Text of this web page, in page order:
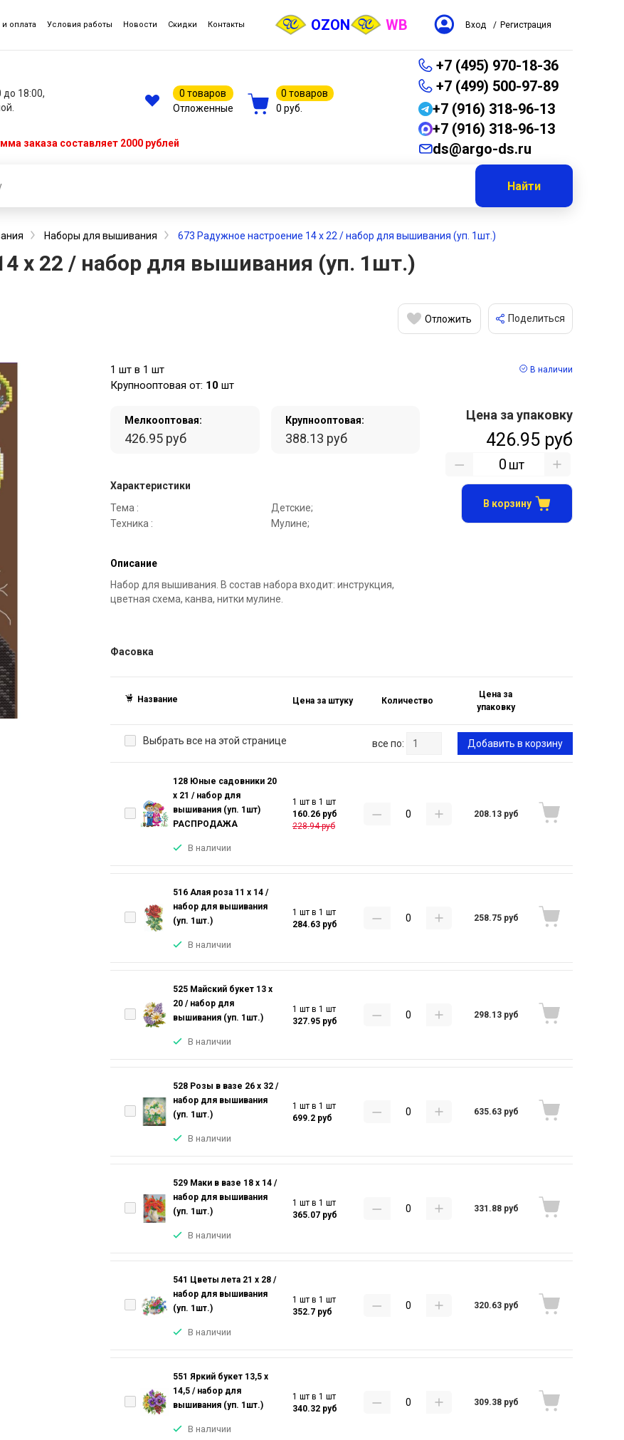
оплата Условия работы Новости Скидки Контакты OZON WB Вход / Регистрация
до 18:00,
0 товаров
Отложенные
0 товаров
0 руб.
+7 (495) 970-18-36
+7 (499) 500-97-89
+7 (916) 318-96-13
+7 (916) 318-96-13
ds@argo-ds.ru
заказа составляет 2000 рублей
Найти
Наборы для вышивания 673 Радужное настроение 14 х 22 / набор для вышивания (уп. 1шт.)
х 22 / набор для вышивания (уп. 1шт.)
Отложить Поделиться
1 шт в 1 шт
Крупнооптовая от: 10 шт
В наличии
Мелкооптовая:
426.95 руб
Крупнооптовая:
388.13 руб
Характеристики
Тема :
Детские;
Техника :
Мулине;
Описание
Набор для вышивания. В состав набора входит: инструкция,
цветная схема, канва, нитки мулине.
Цена за упаковку
426.95 руб
шт
В корзину
Фасовка
Название Цена за штуку Количество
Цена за
упаковку
Выбрать все на этой странице все по: Добавить в корзину
128 Юные садовники 20
х 21 / набор для
вышивания (уп. 1шт)
РАСПРОДАЖА
В наличии
1 шт в 1 шт
160.26 руб
228.94 руб
208.13 руб
516 Алая роза 11 х 14 /
набор для вышивания
(уп. 1шт.)
В наличии
1 шт в 1 шт
284.63 руб
258.75 руб
525 Майский букет 13 х
20 / набор для
вышивания (уп. 1шт.)
В наличии
1 шт в 1 шт
327.95 руб
298.13 руб
528 Розы в вазе 26 х 32 /
набор для вышивания
(уп. 1шт.)
В наличии
1 шт в 1 шт
699.2 руб
635.63 руб
529 Маки в вазе 18 х 14 /
набор для вышивания
(уп. 1шт.)
В наличии
1 шт в 1 шт
365.07 руб
331.88 руб
541 Цветы лета 21 х 28 /
набор для вышивания
(уп. 1шт.)
В наличии
1 шт в 1 шт
352.7 руб
320.63 руб
551 Яркий букет 13,5 х
14,5 / набор для
вышивания (уп. 1шт.)
В наличии
1 шт в 1 шт
340.32 руб
309.38 руб